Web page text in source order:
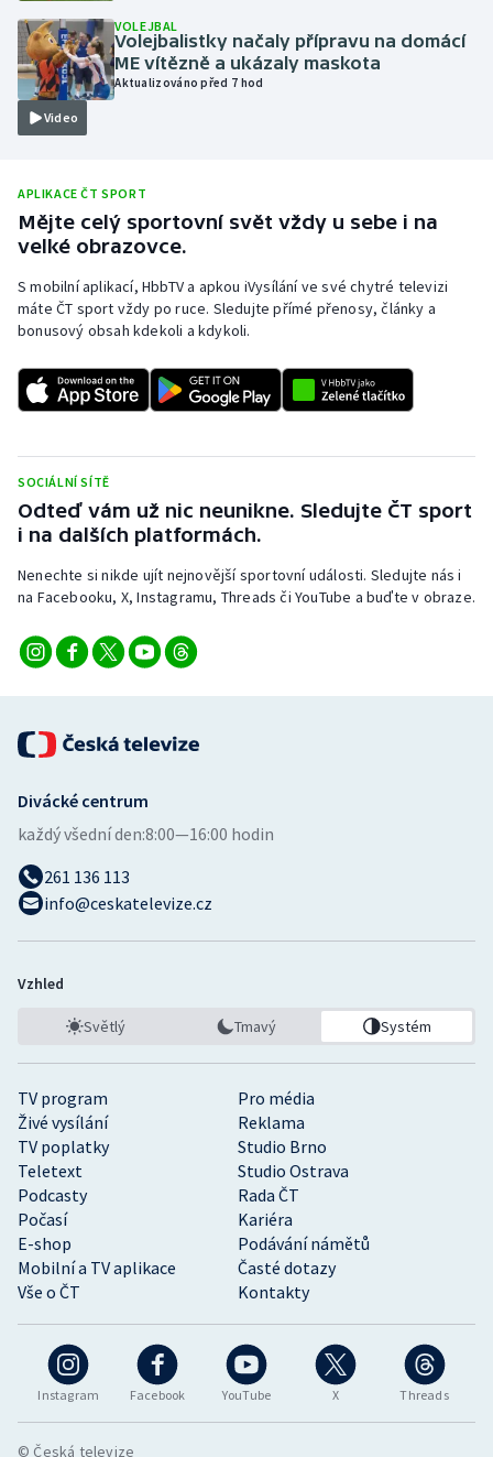
Parasport
Plavání
Ragby
Rychlobruslení
Rychlostní kanoistika
Short track
Stolní tenis
Triatlon
Veslování
Vodní slalom
Volejbal
Ostatní
Video
VOLEJBAL
Volejbalistky načaly přípravu na domácí
ME vítězně a ukázaly maskota
Aktualizováno před 7 hod
APLIKACE ČT SPORT
Mějte celý sportovní svět vždy u sebe i na
velké obrazovce.
S mobilní aplikací, HbbTV a apkou iVysílání ve své chytré televizi
máte ČT sport vždy po ruce. Sledujte přímé přenosy, články a
bonusový obsah kdekoli a kdykoli.
SOCIÁLNÍ SÍTĚ
Odteď vám už nic neunikne. Sledujte ČT sport
i na dalších platformách.
Nenechte si nikde ujít nejnovější sportovní události. Sledujte nás i
na Facebooku, X, Instagramu, Threads či YouTube a buďte v obraze.
Instagram Facebook YouTube X Threads
TV program
Pro média
Živé vysílání
Reklama
TV poplatky
Studio Brno
Teletext
Studio Ostrava
Podcasty
Rada ČT
Počasí
Kariéra
E-shop
Podávání námětů
Mobilní a TV aplikace
Časté dotazy
Vše o ČT
Kontakty
Divácké centrum
každý všední den:8:00—16:00 hodin
261 136 113
info@ceskatelevize.cz
Vzhled
Světlý Tmavý Systém
© Česká televize